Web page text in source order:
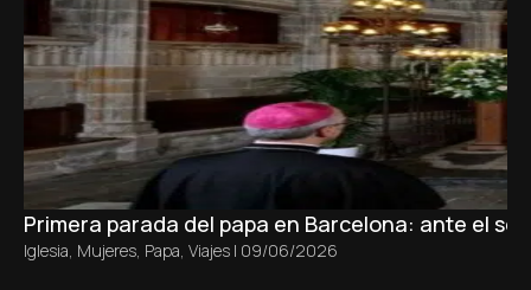
Primera parada del papa en Barcelona: ante el
Iglesia, Mujeres, Papa, Viajes | 09/06/2026